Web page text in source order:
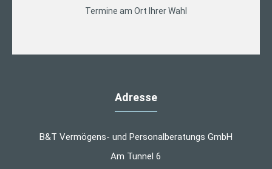
Termine am Ort Ihrer Wahl
Adresse
B&T Vermögens- und Personalberatungs GmbH
Am Tunnel 6